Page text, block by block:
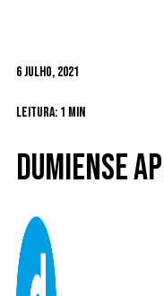
6 Julho, 2021
Leitura: 1 min
Dumiense